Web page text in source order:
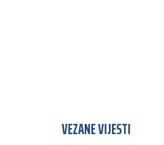
VEZANE VIJESTI